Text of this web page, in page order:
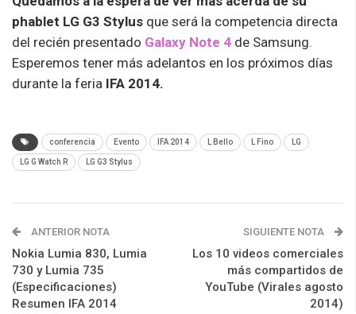
phablet LG G3 Stylus que será la competencia directa
del recién presentado Galaxy Note 4 de Samsung.
Esperemos tener más adelantos en los próximos días
durante la feria IFA 2014.
conferencia Evento IFA 2014 L Bello L Fino LG
LG G Watch R LG G3 Stylus
ANTERIOR NOTA
Nokia Lumia 830, Lumia
730 y Lumia 735
(Especificaciones)
Resumen IFA 2014
SIGUIENTE NOTA
Los 10 videos comerciales
más compartidos de
YouTube (Virales agosto
2014)